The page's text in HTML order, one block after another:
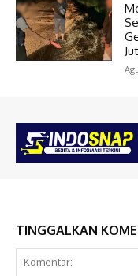
TINGGALKAN